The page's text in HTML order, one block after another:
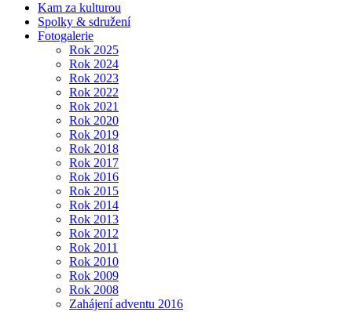
Kam za kulturou
Spolky & sdružení
Fotogalerie
Rok 2025
Rok 2024
Rok 2023
Rok 2022
Rok 2021
Rok 2020
Rok 2019
Rok 2018
Rok 2017
Rok 2016
Rok 2015
Rok 2014
Rok 2013
Rok 2012
Rok 2011
Rok 2010
Rok 2009
Rok 2008
Zahájení adventu 2016